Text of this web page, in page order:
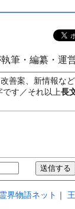
筆・編纂・運
善案、新情報な
です／それ以上長
霊界物語ネット ｜